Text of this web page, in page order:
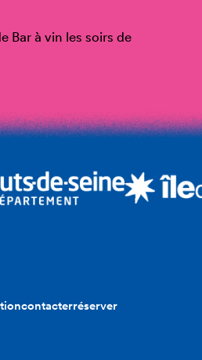
Bar à vin les soirs de
contacterréserver